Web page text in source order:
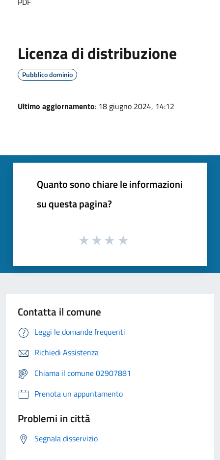
Licenza di distribuzione
Pubblico dominio
Ultimo aggiornamento: 18 giugno 2024, 14:12
Quanto sono chiare le informazioni
su questa pagina?
Contatta il comune
Leggi le domande frequenti
Richiedi Assistenza
Chiama il comune 02907881
Prenota un appuntamento
Problemi in città
Segnala disservizio